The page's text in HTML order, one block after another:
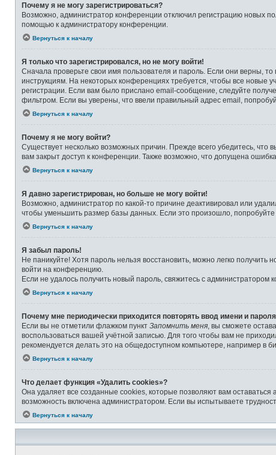
Почему я не могу зарегистрироваться?
Возможно, администратор конференции отключил регистрацию новых
помощью к администратору конференции.
Вернуться к началу
Я только что зарегистрировался, но не могу войти!
Сначала проверьте свои имя пользователя и пароль. Если они верны,
инструкциям. На некоторых конференциях требуется, чтобы все новые
регистрации. Если вам было прислано email-сообщение, следуйте
фильтром. Если вы уверены, что ввели правильный адрес email,
Вернуться к началу
Почему я не могу войти?
Существует несколько возможных причин. Прежде всего убедитесь,
вам закрыт доступ к конференции. Также возможно, что допущена
Вернуться к началу
Я давно зарегистрирован, но больше не могу войти!
Возможно, администратор по какой-то причине деактивировал или
чтобы уменьшить размер базы данных. Если это произошло, попробуйте
Вернуться к началу
Я забыл пароль!
Не паникуйте! Хотя пароль нельзя восстановить, можно легко
войти на конференцию.
Если не удалось получить новый пароль, свяжитесь с администратором
Вернуться к началу
Почему мне периодически приходится повторять ввод имени и
Если вы не отметили флажком пункт Запомнить меня , вы сможете
воспользоваться вашей учётной записью. Для того чтобы вам не
рекомендуется делать это на общедоступном компьютере, например в
Вернуться к началу
Что делает функция «Удалить cookies»?
Она удаляет все созданные cookies, которые позволяют вам
возможность включена администратором. Если вы испытываете
Вернуться к началу